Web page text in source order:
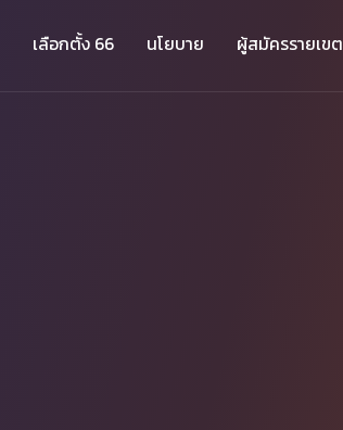
เลือกตั้ง 66 นโยบาย ผู้สมัครรายเขต